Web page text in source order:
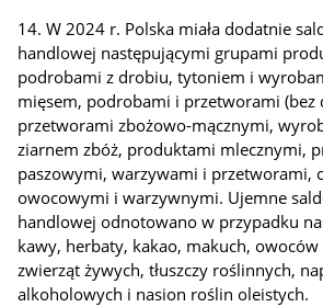
14. W 2024 r. Polska miała dodatnie
handlowej następującymi grupami
podrobami z drobiu, tytoniem i
mięsem, podrobami i przetworami (bez
przetworami zbożowo-mącznymi,
ziarnem zbóż, produktami mlecznymi,
paszowymi, warzywami i przetworami,
owocowymi i warzywnymi. Ujemne
handlowej odnotowano w przypadku
kawy, herbaty, kakao, makuch,
zwierząt żywych, tłuszczy roślinnych,
alkoholowych i nasion roślin oleistych.